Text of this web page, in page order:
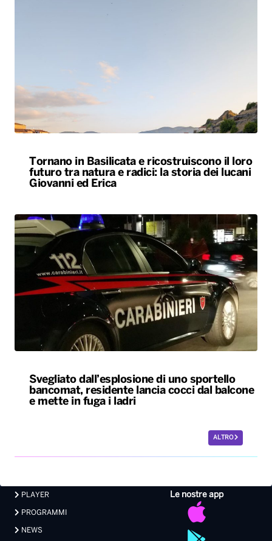
Tornano in Basilicata e ricostruiscono il loro
futuro tra natura e radici: la storia dei lucani
Giovanni ed Erica
Svegliato dall’esplosione di uno sportello
bancomat, residente lancia cocci dal balcone
e mette in fuga i ladri
ALTRO
Le nostre app
PLAYER
PROGRAMMI
NEWS